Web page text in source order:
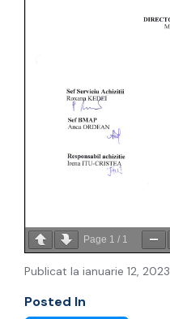
Page 1 / 1
Publicat la ianuarie 12, 2023
Posted In